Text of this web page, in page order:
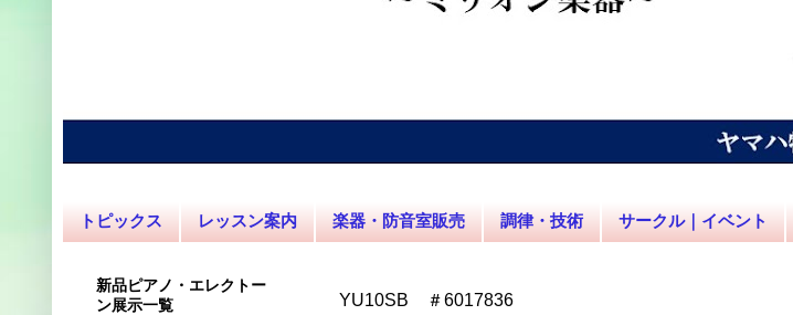
トピックス レッスン案内 楽器・防音室販売 調律・技術 サークル｜イベント
YU10SB ＃6017836
新品ピアノ・エレクトー
ン展示一覧